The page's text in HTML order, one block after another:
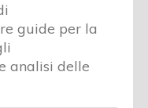
guide per la
analisi delle